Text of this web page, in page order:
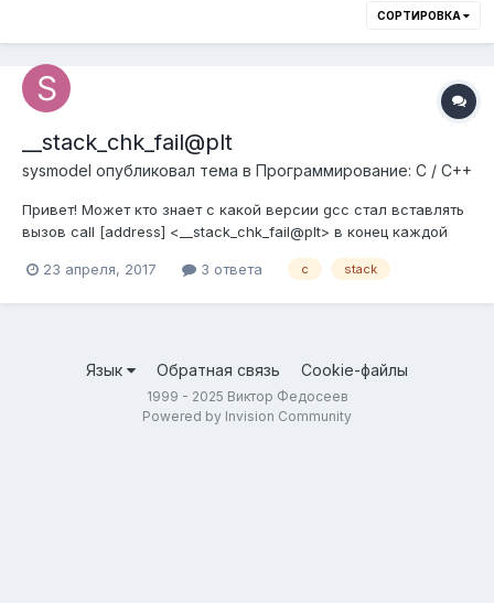
СОРТИРОВКА
__stack_chk_fail@plt
sysmodel опубликовал тема в Программирование: C / C++
Привет! Может кто знает с какой версии gcc стал вставлять
вызов call [address] <__stack_chk_fail@plt> в конец каждой
помощью gcc без вызова <__stack_chk_fail@plt>?
23 апреля, 2017 3 ответа c stack
Язык Обратная связь Cookie-файлы
1999 - 2025 Виктор Федосеев
Powered by Invision Community